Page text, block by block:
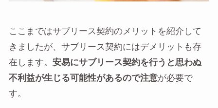
ここまではサブリース契約のメリットを紹介して
きましたが、サブリース契約にはデメリットも存
在します。 安易にサブリース契約を行うと思わぬ
不利益が生じる可能性があるので注意が必要で
す。